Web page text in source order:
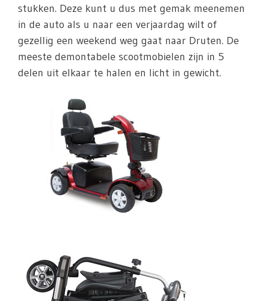
stukken. Deze kunt u dus met gemak meenemen
in de auto als u naar een verjaardag wilt of
gezellig een weekend weg gaat naar Druten. De
meeste demontabele scootmobielen zijn in 5
delen uit elkaar te halen en licht in gewicht.